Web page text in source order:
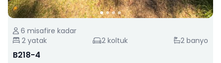
6 misafire kadar
2 yatak 2 koltuk 2 banyo
B218-4